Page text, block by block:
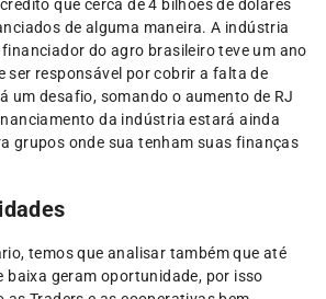
que cerca de 4 bilhões de dólares
de alguma maneira. A indústria
do agro brasileiro teve um ano
ser responsável por cobrir a falta de
um desafio, somando o aumento de RJ
da indústria estará ainda
grupos onde sua tenham suas finanças
temos que analisar também que até
baixa geram oportunidade, por isso